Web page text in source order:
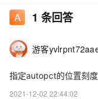
1 条回答
游客
指定autopct的位置刻度
2021-12-02 22:44:02